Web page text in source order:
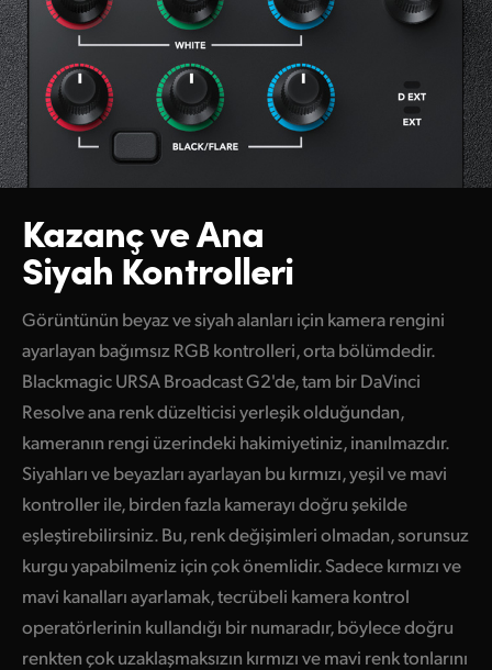
Kazanç ve Ana
Siyah Kontrolleri
Görüntünün beyaz ve siyah alanları için kamera rengini
ayarlayan bağımsız RGB kontrolleri, orta bölümdedir.
Blackmagic URSA Broadcast G2'de, tam bir DaVinci
Resolve ana renk düzelticisi yerleşik olduğundan,
kameranın rengi üzerindeki hakimiyetiniz, inanılmazdır.
Siyahları ve beyazları ayarlayan bu kırmızı, yeşil ve mavi
kontroller ile, birden fazla kamerayı doğru şekilde
eşleştirebilirsiniz. Bu, renk değişimleri olmadan, sorunsuz
kurgu yapabilmeniz için çok önemlidir. Sadece kırmızı ve
mavi kanalları ayarlamak, tecrübeli kamera kontrol
operatörlerinin kullandığı bir numaradır, böylece doğru
renkten çok uzaklaşmaksızın kırmızı ve mavi renk tonlarını